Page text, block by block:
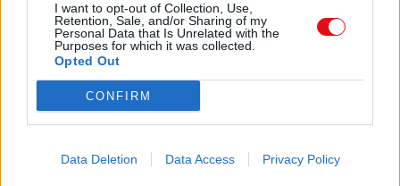
I want to opt-out of Collection, Use,
Retention, Sale, and/or Sharing of my
Personal Data that Is Unrelated with the
Purposes for which it was collected.
Opted Out
CONFIRM
Data Deletion Data Access Privacy Policy
Géométrie
Date : …………………………….
Reconnaître et décrire des solides
3 Complète le solide en dessinant les arêtes